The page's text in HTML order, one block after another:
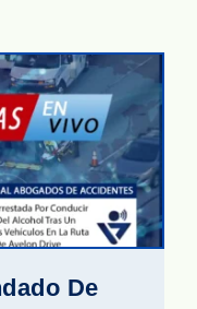
De